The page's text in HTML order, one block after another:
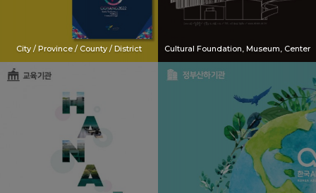
City / Province / County / District Cultural Foundation, Museum, Center